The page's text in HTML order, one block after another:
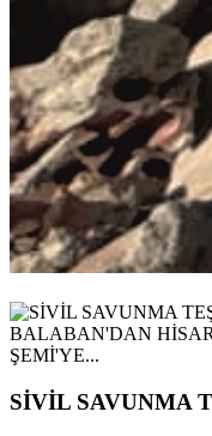
SİVİL SAVUNMA